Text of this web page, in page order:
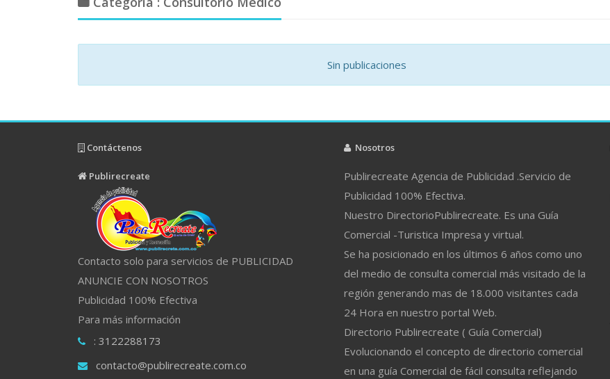
Sin publicaciones
Contáctenos
Publirecreate
Contacto solo para servicios de PUBLICIDAD
ANUNCIE CON NOSOTROS
Publicidad 100% Efectiva
Para más información
: 3122288173
contacto@publirecreate.com.co
Nosotros
Publirecreate Agencia de Publicidad .Servicio de
Publicidad 100% Efectiva.
Nuestro DirectorioPublirecreate. Es una Guía
Comercial -Turistica Impresa y virtual.
Se ha posicionado en los últimos 6 años como uno
del medio de consulta comercial más visitado de la
región generando mas de 18.000 visitantes cada
24 Hora en nuestro portal Web.
Directorio Publirecreate ( Guía Comercial)
Evolucionando el concepto de directorio comercial
en una guía Comercial de fácil consulta reflejando